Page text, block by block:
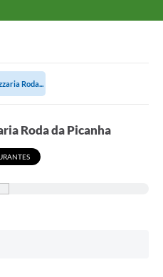
Roda...
Roda da Picanha